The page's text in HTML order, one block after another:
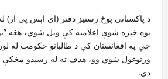
یوه خپره شوې اعلامیه کې ویل شوي، هغه
چې په افغانستان کې د طالبانو حکومت له
ورتوغول شوي وو، هدف ته له رسېدو
دي.